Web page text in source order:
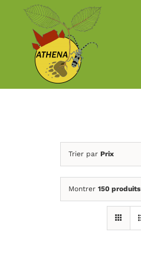
Passer
contenu
Trier par Prix
Montrer 150 produits